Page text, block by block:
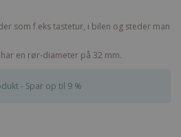
som f.eks tastetur, i bilen og steder man
en rør-diameter på 32 mm.
- Spar op til 9 %